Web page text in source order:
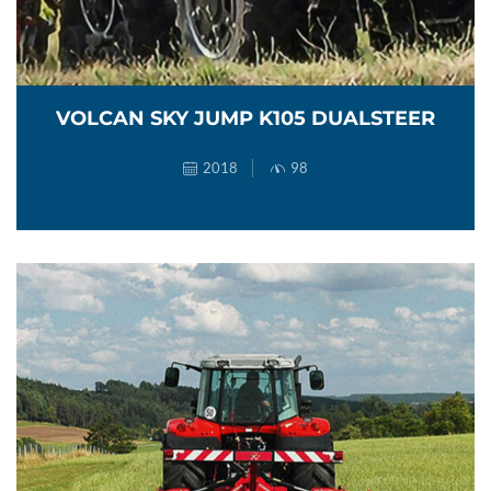
VOLCAN SKY JUMP K105 DUALSTEER
2018 98